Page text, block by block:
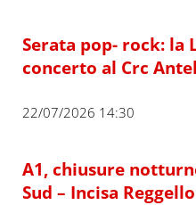
Serata pop- rock: la
concerto al Crc
22/07/2026 14:30
A1, chiusure
Sud – Incisa Reggello